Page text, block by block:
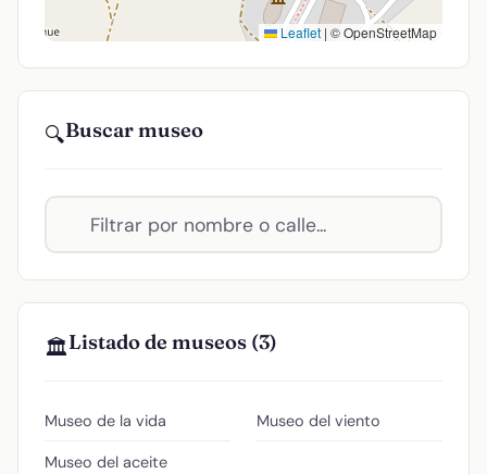
Leaflet | © OpenStreetMap
🔍Buscar museo
🏛️Listado de museos (3)
Museo de la vida
Museo del aceite
Museo del viento